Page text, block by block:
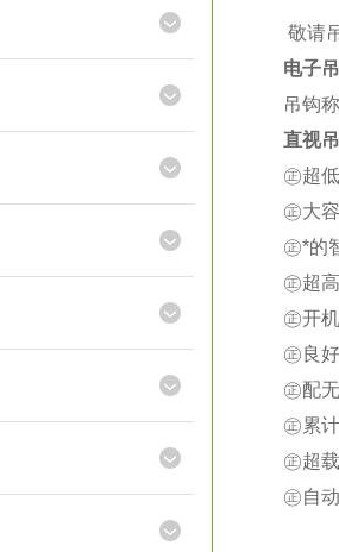
敬请
电子
吊钩
直视
㊣超
㊣大
㊣*的
㊣超
㊣开
㊣良
㊣配
㊣累
㊣超
㊣自